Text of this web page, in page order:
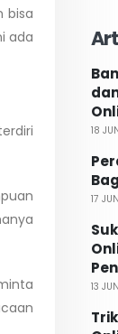
bisa
ada
18
17
13